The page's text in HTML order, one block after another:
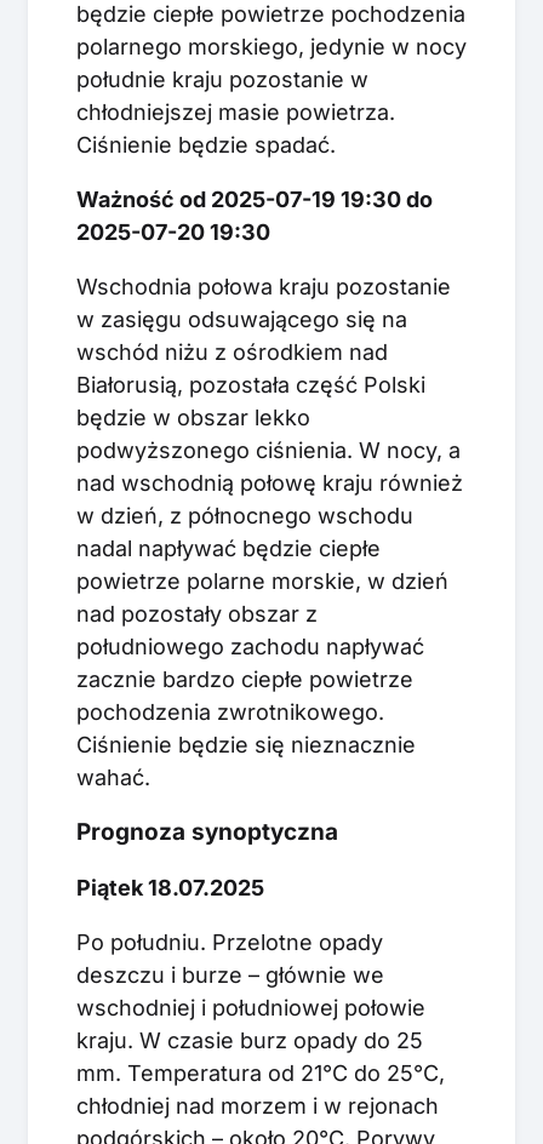
będzie ciepłe powietrze pochodzenia
polarnego morskiego, jedynie w nocy
południe kraju pozostanie w
chłodniejszej masie powietrza.
Ciśnienie będzie spadać.
Ważność od 2025-07-19 19:30 do
2025-07-20 19:30
Wschodnia połowa kraju pozostanie
w zasięgu odsuwającego się na
wschód niżu z ośrodkiem nad
Białorusią, pozostała część Polski
będzie w obszar lekko
podwyższonego ciśnienia. W nocy, a
nad wschodnią połowę kraju również
w dzień, z północnego wschodu
nadal napływać będzie ciepłe
powietrze polarne morskie, w dzień
nad pozostały obszar z
południowego zachodu napływać
zacznie bardzo ciepłe powietrze
pochodzenia zwrotnikowego.
Ciśnienie będzie się nieznacznie
wahać.
Prognoza synoptyczna
Piątek 18.07.2025
Po południu. Przelotne opady
deszczu i burze – głównie we
wschodniej i południowej połowie
kraju. W czasie burz opady do 25
mm. Temperatura od 21°C do 25°C,
chłodniej nad morzem i w rejonach
podgórskich – około 20°C. Porywy